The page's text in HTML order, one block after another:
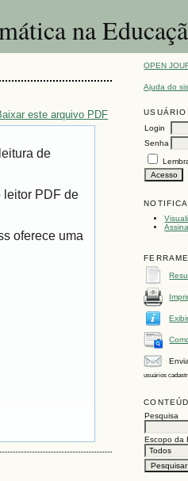
na
OPEN
Ajuda do
USUÁRIO
Login
Senha
usuários
Pesquisa
Escopo da
este arquivo PDF
de
leitor PDF de
oferece uma